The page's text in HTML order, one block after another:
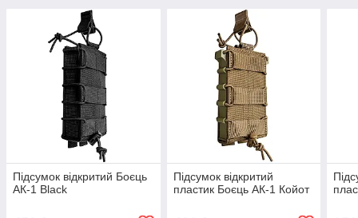
Підсумок відкритий Боєць
АК-1 Black
Підсумок відкритий
пластик Боєць АК-1 Койот